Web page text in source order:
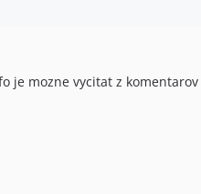
je mozne vycitat z